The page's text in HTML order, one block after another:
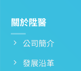
關於陞醫
公司簡介
發展沿革